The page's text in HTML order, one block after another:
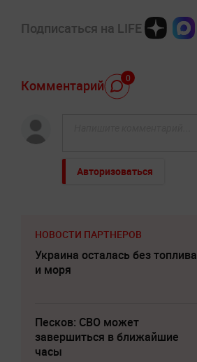
Подписаться на LIFE
Комментарий 0
Авторизоваться
НОВОСТИ ПАРТНЕРОВ
Украина осталась без топлива
и моря
Песков: СВО может
завершиться в ближайшие
часы